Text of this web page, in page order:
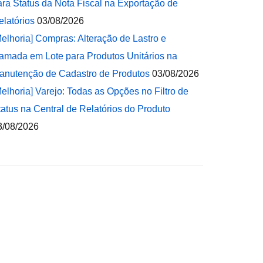
Status da Nota Fiscal na Exportação de
03/08/2026
Compras: Alteração de Lastro e
em Lote para Produtos Unitários na
de Cadastro de Produtos 03/08/2026
Varejo: Todas as Opções no Filtro de
na Central de Relatórios do Produto
08/2026